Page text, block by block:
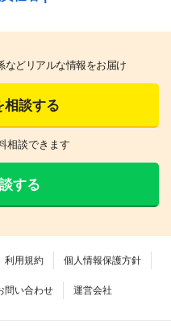
などリアルな情報をお届け
相談する
相談できます
する
利用規約 個人情報保護方針
問い合わせ 運営会社